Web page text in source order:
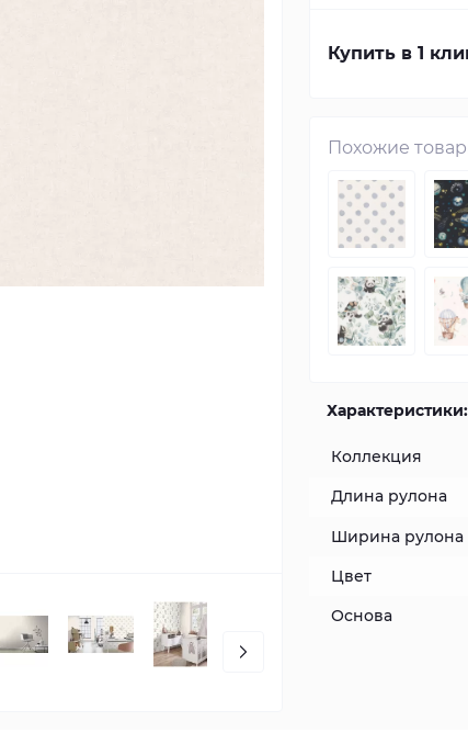
Купить в 1
Похожие
Характеристики:
Коллекция
Длина рулона
Ширина рулона
Цвет
Основа